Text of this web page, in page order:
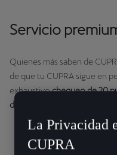
Servicio
Quienes más saben de
de que tu CUPRA sigue en
exhaustivochequeo de 20
de tu vehículo.
La Privacidad
CUPRA